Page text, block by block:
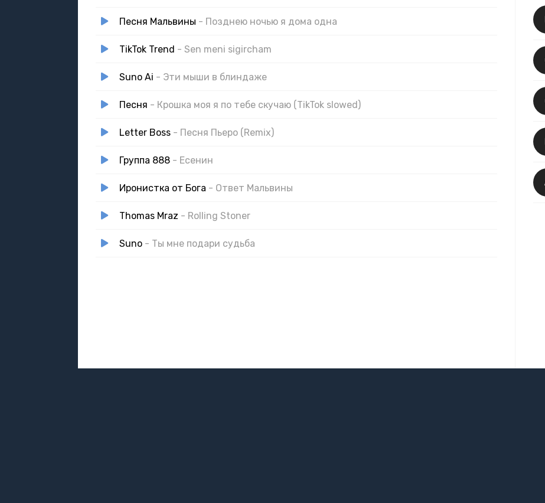
Песня Мальвины - Позднею ночью я дома одна
TikTok Trend - Sen meni sigircham
Suno Ai - Эти мыши в блиндаже
Песня - Крошка моя я по тебе скучаю (TikTok slowed)
Letter Boss - Песня Пьеро (Remix)
Группа 888 - Есенин
Иронистка от Бога - Ответ Мальвины
Thomas Mraz - Rolling Stoner
Suno - Ты мне подари судьба